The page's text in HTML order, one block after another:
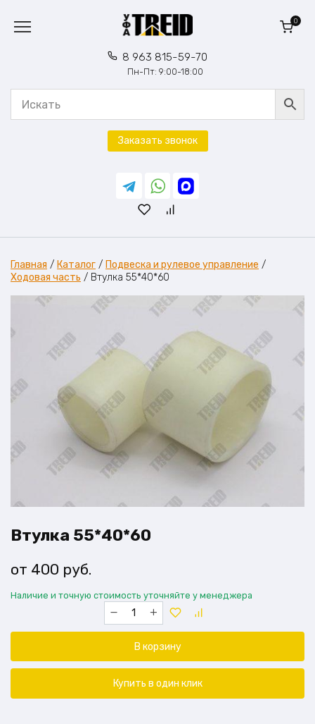
содержанию
8 963 815-59-70
Пн-Пт: 9:00-18:00
0
Заказать звонок
Главная / Каталог / Подвеска и рулевое управление /
Ходовая часть / Втулка 55*40*60
Втулка 55*40*60
400 руб.
Наличие и точную стоимость уточняйте у менеджера
Количество
товара
Втулка
55*40*60В корзину
Купить в один клик